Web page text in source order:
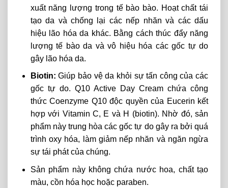
xuất năng lượng trong tế bào bào. Hoạt chất tái
tạo da và chống lại các nếp nhăn và các dấu
hiệu lão hóa da khác. Bằng cách thúc đẩy năng
lượng tế bào da và vô hiệu hóa các gốc tự do
gây lão hóa da.
Biotin: Giúp bảo vệ da khỏi sự tấn công của các
gốc tự do. Q10 Active Day Cream chứa công
thức Coenzyme Q10 độc quyền của Eucerin kết
hợp với Vitamin C, E và H (biotin). Nhờ đó, sản
phẩm này trung hòa các gốc tự do gây ra bởi quá
trình oxy hóa, làm giảm nếp nhăn và ngăn ngừa
sự tái phát của chúng.
Sản phẩm này không chứa nước hoa, chất tạo
màu, cồn hóa học hoặc paraben.